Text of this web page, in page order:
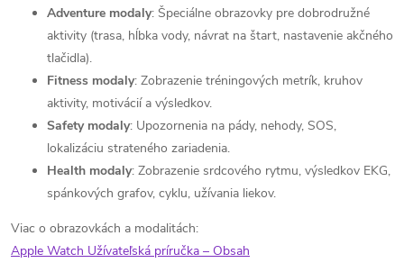
Adventure modaly: Špeciálne obrazovky pre dobrodružné
aktivity (trasa, hĺbka vody, návrat na štart, nastavenie akčného
tlačidla).
Fitness modaly: Zobrazenie tréningových metrík, kruhov
aktivity, motivácií a výsledkov.
Safety modaly: Upozornenia na pády, nehody, SOS,
lokalizáciu strateného zariadenia.
Health modaly: Zobrazenie srdcového rytmu, výsledkov EKG,
spánkových grafov, cyklu, užívania liekov.
Viac o obrazovkách a modalitách:
Apple Watch Užívateľská príručka – Obsah